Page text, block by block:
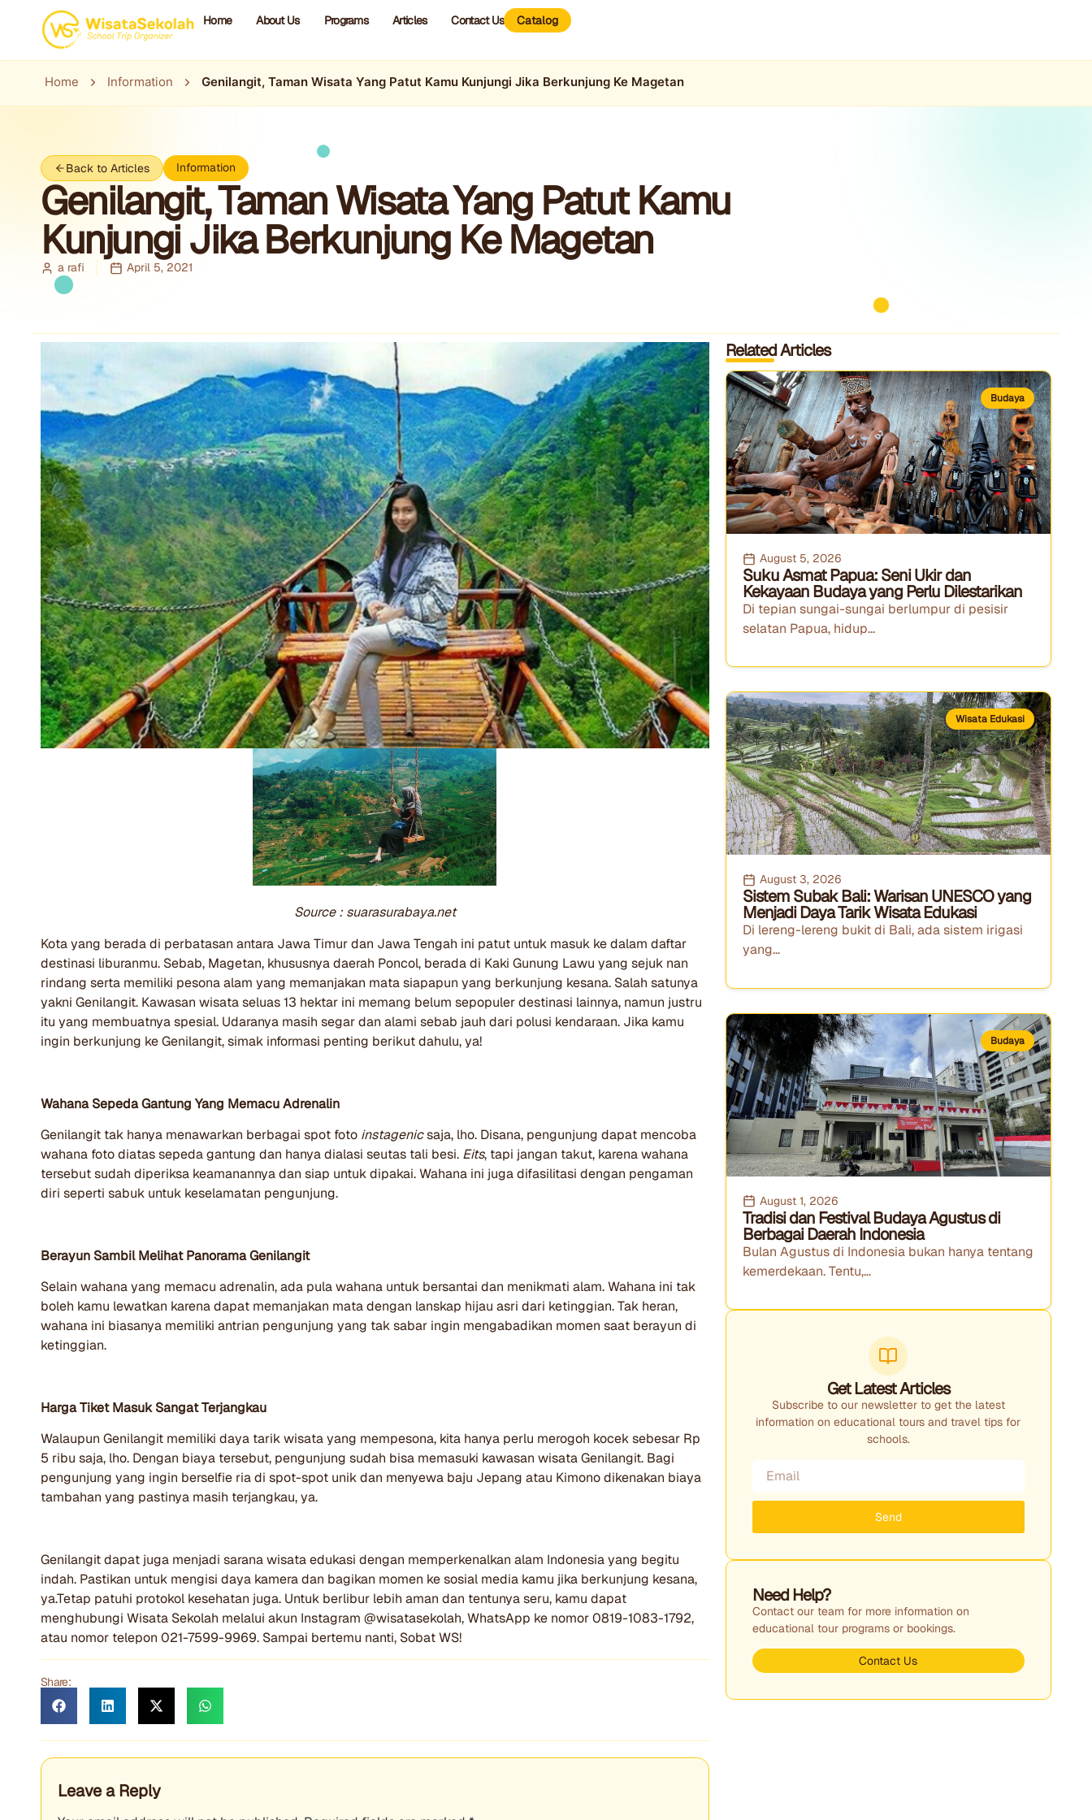
Home About Us Programs Articles Contact Us Catalog
Home Information Genilangit, Taman Wisata Yang Patut Kamu Kunjungi Jika Berkunjung Ke Magetan
Back to Articles Information
Genilangit, Taman Wisata Yang Patut Kamu
Kunjungi Jika Berkunjung Ke Magetan
a rafi April 5, 2021
Source : suarasurabaya.net
Kota yang berada di perbatasan antara Jawa Timur dan Jawa Tengah ini patut untuk masuk ke dalam daftar
destinasi liburanmu. Sebab, Magetan, khususnya daerah Poncol, berada di Kaki Gunung Lawu yang sejuk nan
rindang serta memiliki pesona alam yang memanjakan mata siapapun yang berkunjung kesana. Salah satunya
yakni Genilangit. Kawasan wisata seluas 13 hektar ini memang belum sepopuler destinasi lainnya, namun justru
itu yang membuatnya spesial. Udaranya masih segar dan alami sebab jauh dari polusi kendaraan. Jika kamu
ingin berkunjung ke Genilangit, simak informasi penting berikut dahulu, ya!
Wahana Sepeda Gantung Yang Memacu Adrenalin
Genilangit tak hanya menawarkan berbagai spot foto instagenicsaja, lho. Disana, pengunjung dapat mencoba
wahana foto diatas sepeda gantung dan hanya dialasi seutas tali besi. Eits, tapi jangan takut, karena wahana
tersebut sudah diperiksa keamanannya dan siap untuk dipakai. Wahana ini juga difasilitasi dengan pengaman
diri seperti sabuk untuk keselamatan pengunjung.
Berayun Sambil Melihat Panorama Genilangit
Selain wahana yang memacu adrenalin, ada pula wahana untuk bersantai dan menikmati alam. Wahana ini tak
boleh kamu lewatkan karena dapat memanjakan mata dengan lanskap hijau asri dari ketinggian. Tak heran,
wahana ini biasanya memiliki antrian pengunjung yang tak sabar ingin mengabadikan momen saat berayun di
ketinggian.
Harga Tiket Masuk Sangat Terjangkau
Walaupun Genilangit memiliki daya tarik wisata yang mempesona, kita hanya perlu merogoh kocek sebesar Rp
5 ribu saja, lho. Dengan biaya tersebut, pengunjung sudah bisa memasuki kawasan wisata Genilangit. Bagi
pengunjung yang ingin berselfie ria di spot-spot unik dan menyewa baju Jepang atau Kimono dikenakan biaya
tambahan yang pastinya masih terjangkau, ya.
Genilangit dapat juga menjadi sarana wisata edukasi dengan memperkenalkan alam Indonesia yang begitu
indah. Pastikan untuk mengisi daya kamera dan bagikan momen ke sosial media kamu jika berkunjung kesana,
ya.Tetap patuhi protokol kesehatan juga. Untuk berlibur lebih aman dan tentunya seru, kamu dapat
menghubungi Wisata Sekolah melalui akun Instagram @wisatasekolah, WhatsApp ke nomor 0819-1083-1792,
atau nomor telepon 021-7599-9969. Sampai bertemu nanti, Sobat WS!
Share:
Leave a Reply
Related Articles
Budaya
August 5, 2026
Suku Asmat Papua: Seni Ukir dan
Kekayaan Budaya yang Perlu Dilestarikan
Di tepian sungai-sungai berlumpur di pesisir
selatan Papua, hidup...
Wisata Edukasi
August 3, 2026
Sistem Subak Bali: Warisan UNESCO yang
Menjadi Daya Tarik Wisata Edukasi
Di lereng-lereng bukit di Bali, ada sistem irigasi
yang...
Budaya
August 1, 2026
Tradisi dan Festival Budaya Agustus di
Berbagai Daerah Indonesia
Bulan Agustus di Indonesia bukan hanya tentang
kemerdekaan. Tentu,...
Get Latest Articles
Subscribe to our newsletter to get the latest
information on educational tours and travel tips for
schools.
Send
Need Help?
Contact our team for more information on
educational tour programs or bookings.
Contact Us